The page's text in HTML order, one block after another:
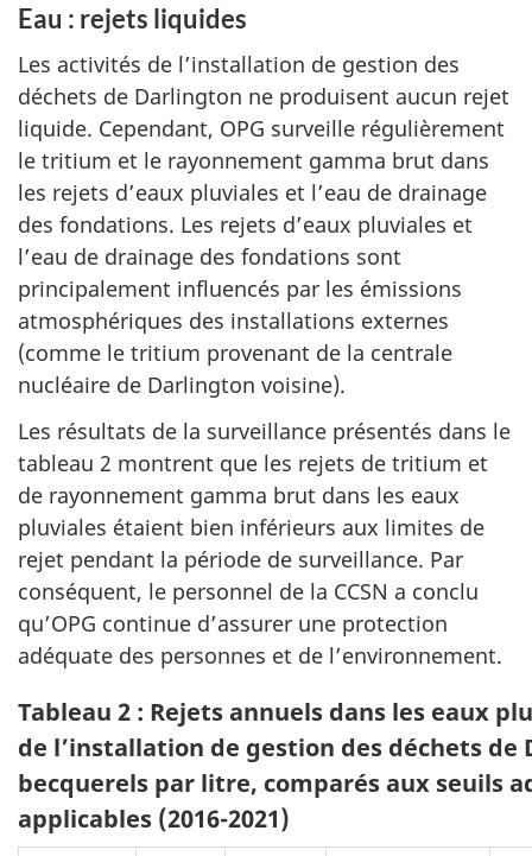
Eau : rejets liquides
Les activités de l’installation de gestion des
déchets de Darlington ne produisent aucun rejet
liquide. Cependant, OPG surveille régulièrement
le tritium et le rayonnement gamma brut dans
les rejets d’eaux pluviales et l’eau de drainage
des fondations. Les rejets d’eaux pluviales et
l’eau de drainage des fondations sont
principalement influencés par les émissions
atmosphériques des installations externes
(comme le tritium provenant de la centrale
nucléaire de Darlington voisine).
Les résultats de la surveillance présentés dans le
tableau 2 montrent que les rejets de tritium et
de rayonnement gamma brut dans les eaux
pluviales étaient bien inférieurs aux limites de
rejet pendant la période de surveillance. Par
conséquent, le personnel de la CCSN a conclu
qu’OPG continue d’assurer une protection
adéquate des personnes et de l’environnement.
Tableau 2 : Rejets annuels dans les eaux
de l’installation de gestion des déchets de
becquerels par litre, comparés aux seuils
applicables (2016-2021)